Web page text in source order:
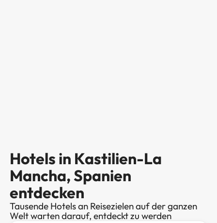
Hotels in Kastilien-La
Mancha, Spanien
entdecken
Tausende Hotels an Reisezielen auf der ganzen
Welt warten darauf, entdeckt zu werden